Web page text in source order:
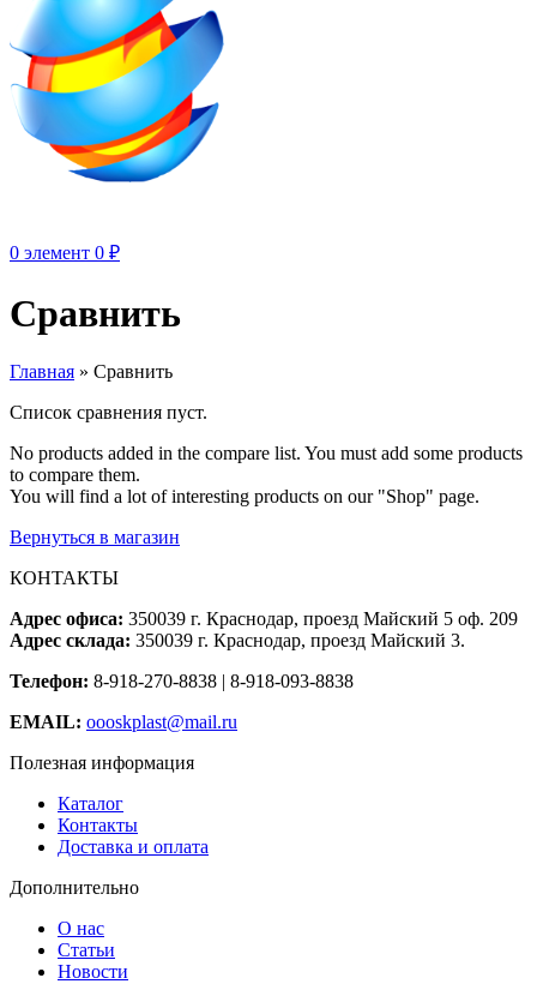
0 элемент 0 ₽
Сравнить
Главная » Сравнить
Список сравнения пуст.
No products added in the compare list. You must add some products
to compare them.
You will find a lot of interesting products on our "Shop" page.
Вернуться в магазин
КОНТАКТЫ
Адрес офиса: 350039 г. Краснодар, проезд Майский 5 оф. 209
Адрес склада: 350039 г. Краснодар, проезд Майский 3.
Телефон: 8-918-270-8838 | 8-918-093-8838
EMAIL: oooskplast@mail.ru
Полезная информация
Каталог
Контакты
Доставка и оплата
Дополнительно
О нас
Статьи
Новости